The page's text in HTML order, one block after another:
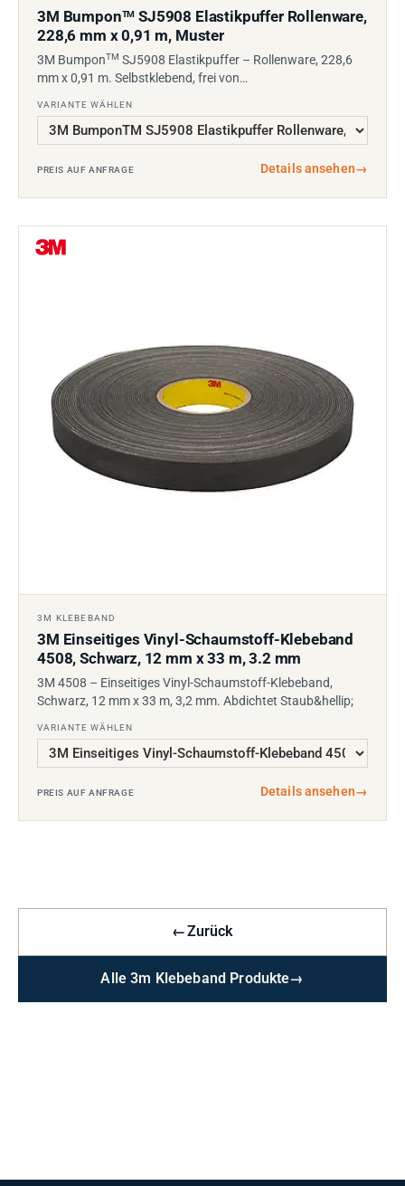
3M BumponTM SJ5908 Elastikpuffer Rollenware,
228,6 mm x 0,91 m, Muster
3M BumponTM SJ5908 Elastikpuffer – Rollenware, 228,6
mm x 0,91 m. Selbstklebend, frei von…
VARIANTE WÄHLEN
PREIS AUF ANFRAGE Details ansehen→
3M KLEBEBAND
3M Einseitiges Vinyl-Schaumstoff-Klebeband
4508, Schwarz, 12 mm x 33 m, 3.2 mm
3M 4508 – Einseitiges Vinyl-Schaumstoff-Klebeband,
Schwarz, 12 mm x 33 m, 3,2 mm. Abdichtet Staub&hellip;
VARIANTE WÄHLEN
PREIS AUF ANFRAGE Details ansehen→
←Zurück
Alle 3m Klebeband Produkte→